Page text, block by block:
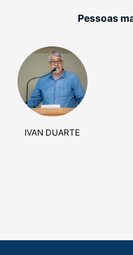
Pessoas
IVAN DUARTE